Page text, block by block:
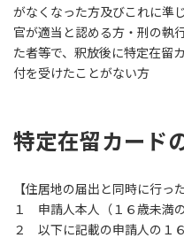
がなくなった方及びこれに準
官が適当と認める方・刑の執
た者等で、釈放後に特定在留
付を受けたことがない方
特定在留カード
【住居地の届出と同時に行っ
１ 申請人本人（１６歳未満
２ 以下に記載の申請人の１